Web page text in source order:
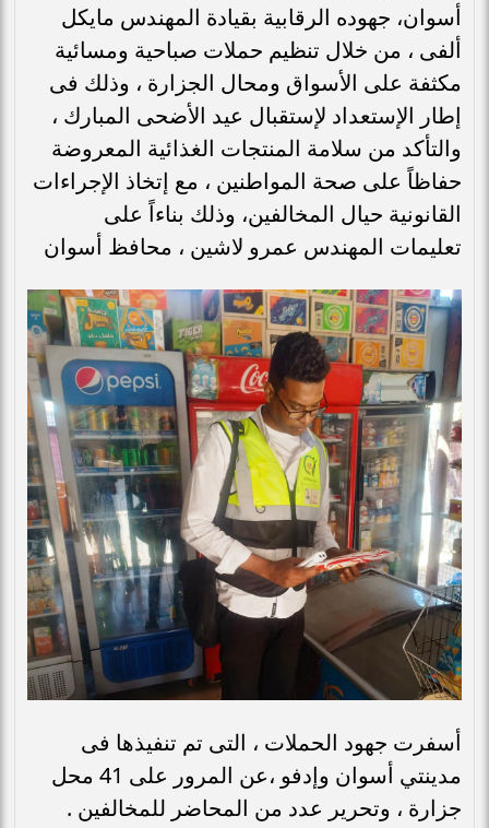
أسوان، جهوده الرقابية بقيادة المهندس مايكل
ألفى ، من خلال تنظيم حملات صباحية ومسائية
مكثفة على الأسواق ومحال الجزارة ، وذلك فى
إطار الإستعداد لإستقبال عيد الأضحى المبارك ،
والتأكد من سلامة المنتجات الغذائية المعروضة
حفاظاً على صحة المواطنين ، مع إتخاذ الإجراءات
القانونية حيال المخالفين، وذلك بناءاً على
تعليمات المهندس عمرو لاشين ، محافظ أسوان
أسفرت جهود الحملات ، التى تم تنفيذها فى
مدينتي أسوان وإدفو ،عن المرور على 41 محل
جزارة ، وتحرير عدد من المحاضر للمخالفين .